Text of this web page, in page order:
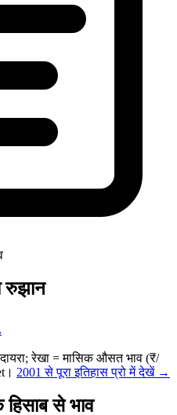
रुझान
रेखा = मासिक औसत भाव (₹/
2001 से पूरा इतिहास प्रो में देखें →
हिसाब से भाव